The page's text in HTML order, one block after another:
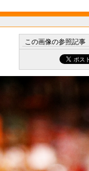
この画像の参照記事